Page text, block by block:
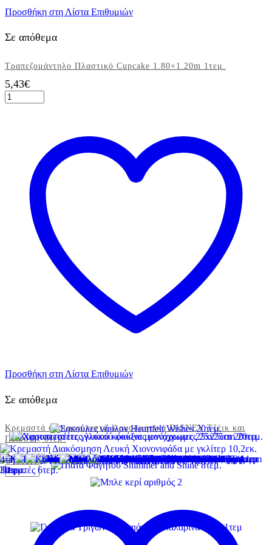
Προσθήκη στη Λίστα Επιθυμιών
Σε απόθεμα
Tραπεζομάντηλο Πλαστικό Cupcake 1.80×1.20m 1τεμ.
5,43€
Tραπεζομάντηλο
Πλαστικό
Προσθήκη στη Λίστα Επιθυμιών
Σε απόθεμα
Κρεμαστά στριφογυριστά διακοσμητικά DISNEY Τζέικ και
Πειρατές 6τεμ.
2,94€
Κρεμαστά
στριφογυριστά
Πειρατές